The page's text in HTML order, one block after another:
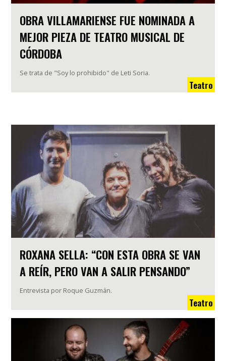
OBRA VILLAMARIENSE FUE NOMINADA A
MEJOR PIEZA DE TEATRO MUSICAL DE
CÓRDOBA
Se trata de "Soy lo prohibido" de Leti Soria.
Teatro
ROXANA SELLA: “CON ESTA OBRA SE VAN
A REÍR, PERO VAN A SALIR PENSANDO”
Entrevista por Roque Guzmán.
Teatro